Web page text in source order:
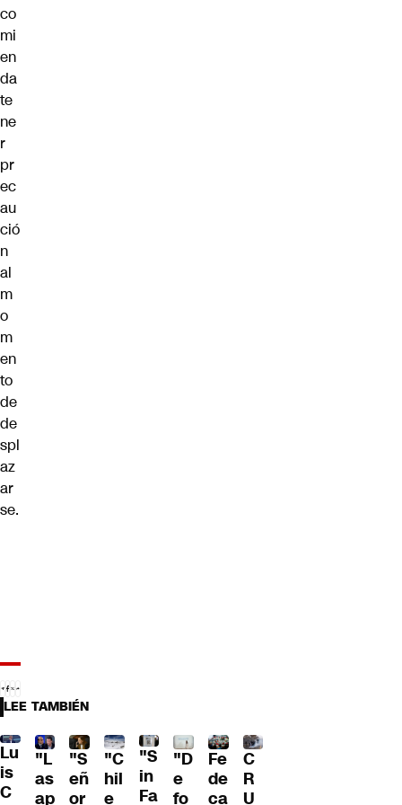
co
mi
en
da
te
ne
r
pr
ec
au
ció
n
al
m
o
m
en
to
de
de
spl
az
ar
se.
LEE TAMBIÉN
Lu
is
C
"L
as
ap
"S
eñ
or
"C
hil
e
"S
in
Fa
"D
e
fo
Fe
de
ca
C
R
U